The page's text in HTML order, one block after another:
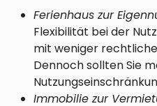
Ferienhaus zur
Flexibilität bei der
mit weniger
Dennoch sollten Sie
Immobilie zur